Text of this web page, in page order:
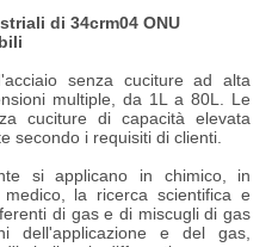
di 34crm04 ONU
senza cuciture ad alta
multiple, da 1L a 80L. Le
cuciture di capacità elevata
secondo i requisiti di clienti.
si applicano in chimico, in
la ricerca scientifica e
di gas e di miscugli di gas
dell'applicazione e del gas,